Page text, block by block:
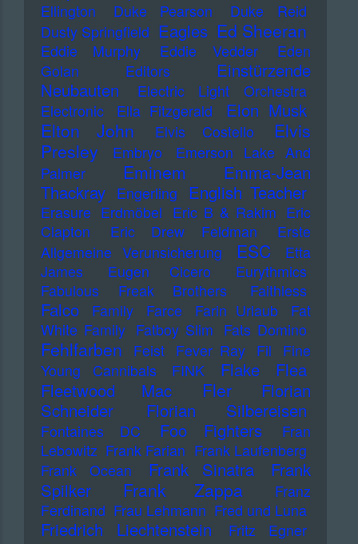
Ellington
Duke Pearson
Duke Reid
Dusty Springfield Eagles Ed Sheeran
Eddie Murphy Eddie Vedder
Eden
Golan
Editors
Einstürzende
Neubauten
Electric Light Orchestra
Electronic
Ella Fitzgerald Elon Musk
Elton John Elvis Costello
Elvis
Presley
Embryo
Emerson Lake And
Palmer
Eminem
Emma-Jean
Thackray
Engerling English Teacher
Erasure Erdmöbel Eric B & Rakim Eric
Clapton
Eric Drew Feldman
Erste
Allgemeine Verunsicherung
ESC
Etta
James
Eugen Cicero
Eurythmics
Fabulous Freak Brothers
Faithless
Falco Family Farce Farin Urlaub
Fat
White Family Fatboy Slim Fats Domino
Fehlfarben Feist Fever Ray Fil
Fine
Young Cannibals
FINK Flake
Flea
Fleetwood Mac
Fler
Florian
Schneider
Florian Silbereisen
Fontaines DC Foo Fighters
Fran
Lebowitz Frank Farian Frank Laufenberg
Frank Ocean
Frank Sinatra
Frank
Spilker
Frank Zappa
Franz
Ferdinand Frau Lehmann Fred und Luna
Friedrich Liechtenstein Fritz Egner